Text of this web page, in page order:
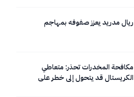
ريال مدريد يعزز صفوفه بمهاجم
مكافحة المخدرات تحذر: متعاطي
الكريستال قد يتحول إلى خطر على